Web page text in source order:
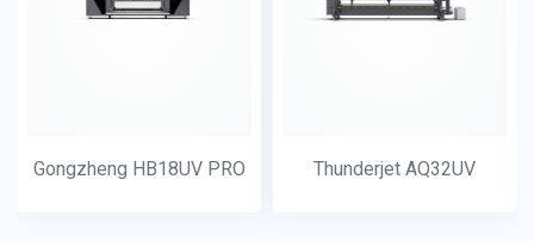
Gongzheng HB18UV PRO Thunderjet AQ32UV